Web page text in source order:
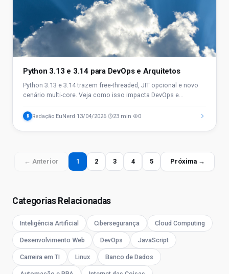
Python 3.13 e 3.14 para DevOps e Arquitetos
Python 3.13 e 3.14 trazem free-threaded, JIT opcional e novo
cenário multi-core. Veja como isso impacta DevOps e
R Redação EuNerd 13/04/2026 23 min 0
← Anterior 1 2 3 4 5 Próxima →
Categorias Relacionadas
Inteligência Artificial Cibersegurança Cloud Computing
Desenvolvimento Web DevOps JavaScript
Carreira em TI Linux Banco de Dados